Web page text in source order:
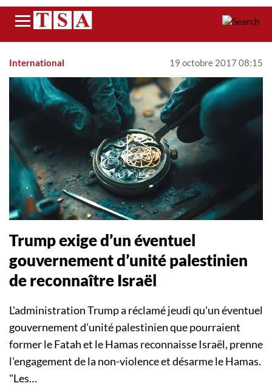
Menu
International 19 octobre 2017 08:15
Trump exige d’un éventuel
gouvernement d’unité palestinien
de reconnaître Israël
L'administration Trump a réclamé jeudi qu'un éventuel
gouvernement d'unité palestinien que pourraient
former le Fatah et le Hamas reconnaisse Israël, prenne
l'engagement de la non-violence et désarme le Hamas.
"Les…